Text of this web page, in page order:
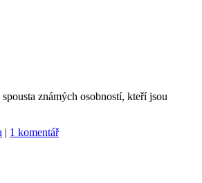
známých osobností, kteří jsou
| 1 komentář